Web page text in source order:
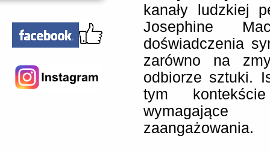
kanały ludzkiej
Josephine
doświadczenia
zarówno na
odbiorze sztuki.
tym
wymagające
zaangażowania.